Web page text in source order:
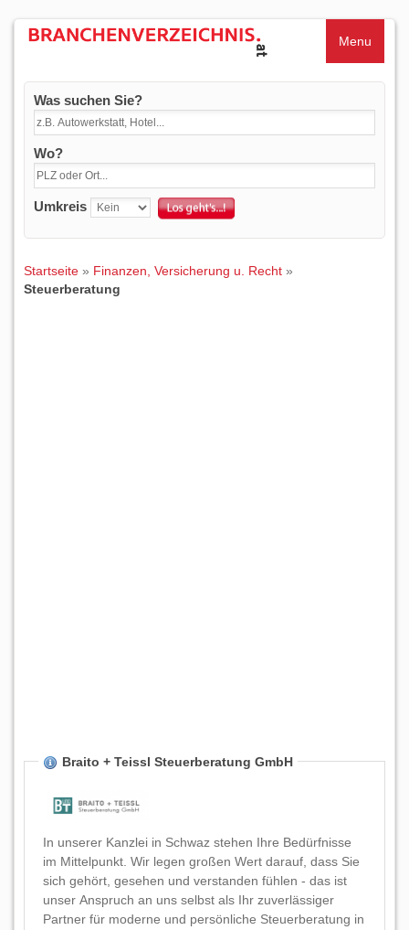
Menu
Was suchen Sie?
Wo?
Umkreis
Startseite » Finanzen, Versicherung u. Recht »
Steuerberatung
Braito + Teissl Steuerberatung GmbH
In unserer Kanzlei in Schwaz stehen Ihre Bedürfnisse
im Mittelpunkt. Wir legen großen Wert darauf, dass Sie
sich gehört, gesehen und verstanden fühlen - das ist
unser Anspruch an uns selbst als Ihr zuverlässiger
Partner für moderne und persönliche Steuerberatung in